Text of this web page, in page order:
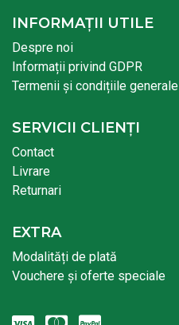
INFORMAȚII UTILE
Despre noi
Informații privind GDPR
Termenii și condițiile generale
SERVICII CLIENȚI
Contact
Livrare
Returnari
EXTRA
Modalități de plată
Vouchere și oferte speciale